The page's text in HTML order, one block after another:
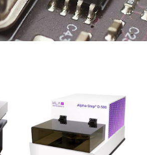
针
系统
选机
先进封装时域失效分析
Hitachi日立扫描电子显微镜
瞬态热阻测试仪
台
热台
光学仪器
3D X射线扫描仪Xray
方块电阻测量系统
英铂携手MPI推出的PCB探针台助力微软开发下一代人工智能芯 车规级ESD测试-AEC-Q101